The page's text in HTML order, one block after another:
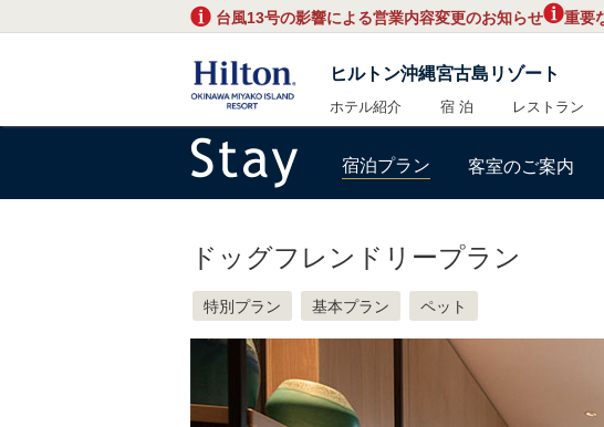
台風13号の影響による営業内容変更のお知らせ 重要
ヒルトン沖縄宮古島リゾート
ホテル紹介 宿 泊 レストラン
宿泊プラン 客室のご案内
ドッグフレンドリープラン
特別プラン 基本プラン ペット